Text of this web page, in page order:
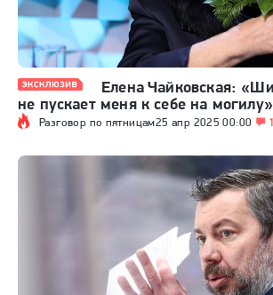
Разговор по пятницам25 апр 2025 00:00
Елена Чайковская:
не пускает меня к себе на могилу»